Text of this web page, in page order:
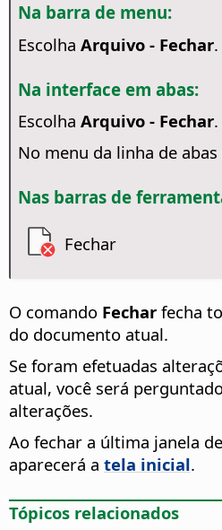
Na barra de menu:
Escolha Arquivo - Fechar.
Na interface em abas:
Escolha Arquivo - Fechar.
No menu da linha de
Nas barras de
Fechar
O comando Fechar fecha
do documento atual.
Se foram efetuadas
atual, você será
alterações.
Ao fechar a última janela
aparecerá a tela inicial.
Tópicos relacionados